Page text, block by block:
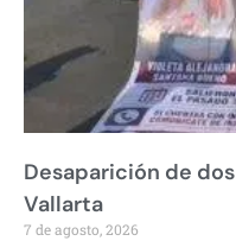
Desaparición de
Vallarta
7 de agosto, 2026